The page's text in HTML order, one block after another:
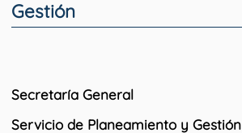
Gestión
Secretaría General
Servicio de Planeamiento y Gestión